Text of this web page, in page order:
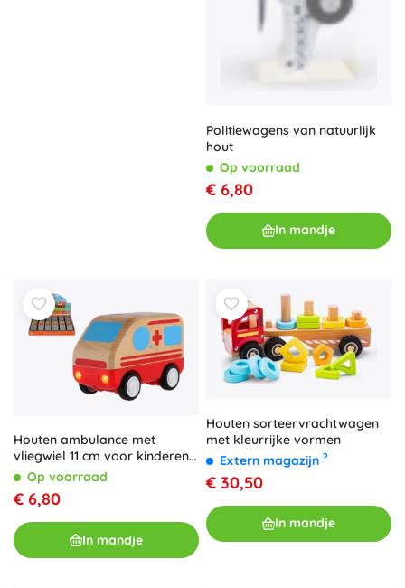
Politiewagens van natuurlijk
hout
Op voorraad
€ 6,80
In mandje
Houten ambulance met
vliegwiel 11 cm voor kinderen
18m+Op voorraad
€ 6,80
In mandje
Houten sorteervrachtwagen
met kleurrijke vormen
Extern magazijn ?
€ 30,50
In mandje